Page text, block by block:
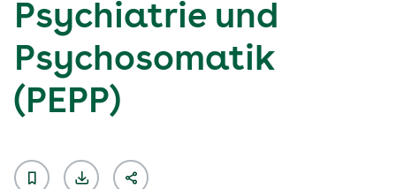
Psychiatrie und
Psychosomatik
(PEPP)